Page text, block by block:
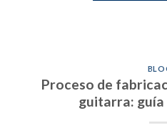
Proceso de
guitarra: guía